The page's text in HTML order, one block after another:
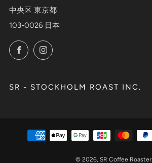
中央区 東京都
103-0026 日本
FacebookInstagram
SR - STOCKHOLM ROAST INC.
© 2026, SR Coffee Roaster